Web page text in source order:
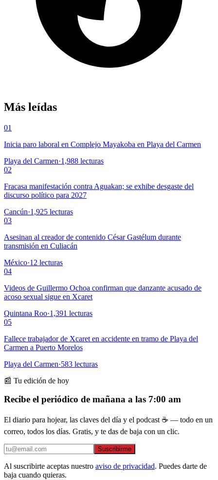
Más leídas
01
Inicia paro laboral en Complejo Mayakoba en Playa del Carmen
Playa del Carmen·1,988 lecturas
02
Fracasa manifestación contra Aguakan; se exhibe desgaste del
discurso político para 2027
Cancún·1,925 lecturas
03
Asesinan al creador de contenido César Gastélum durante
transmisión en Culiacán
México·12 lecturas
04
Videos de Guillermo Ochoa confirman que danzante acusado de
acoso sexual sigue en Xcaret
Quintana Roo·1,391 lecturas
05
Fallece trabajador de Xcaret en accidente en tramo de Playa del
Carmen a Puerto Morelos
Playa del Carmen·583 lecturas
📰 Tu edición de hoy
Recibe el periódico de mañana a las 7:00 am
El diario para hojear, las claves del día y el podcast ☕ — todo en un
correo, todos los días. Gratis, y te das de baja con un clic.
Suscribirme
Al suscribirte aceptas nuestro aviso de privacidad. Puedes darte de
baja cuando quieras.